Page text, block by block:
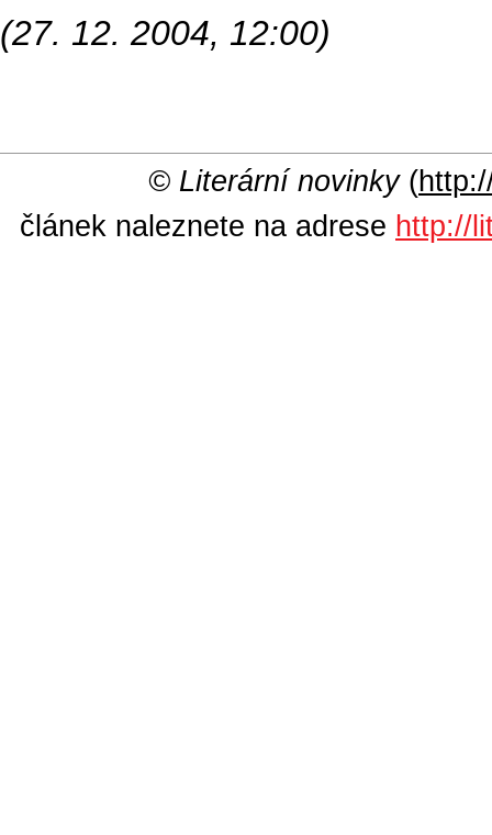
(27. 12. 2004, 12:00)
© Literární novinky(
článek naleznete na adrese http://